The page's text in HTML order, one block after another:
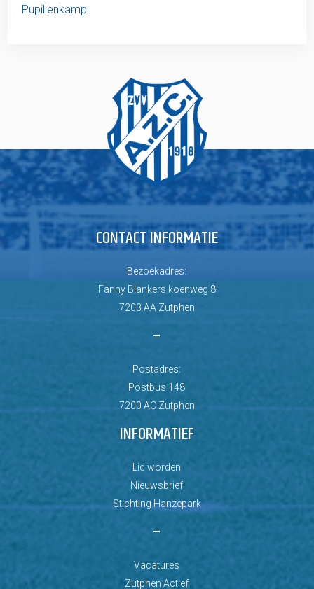
Pupillenkamp
CONTACT INFORMATIE
Bezoekadres:
Fanny Blankers koenweg 8
7203 AA Zutphen
–
Postadres:
Postbus 148
7200 AC Zutphen
INFORMATIEF
Lid worden
Nieuwsbrief
Stichting Hanzepark
–
Vacatures
Zutphen Actief